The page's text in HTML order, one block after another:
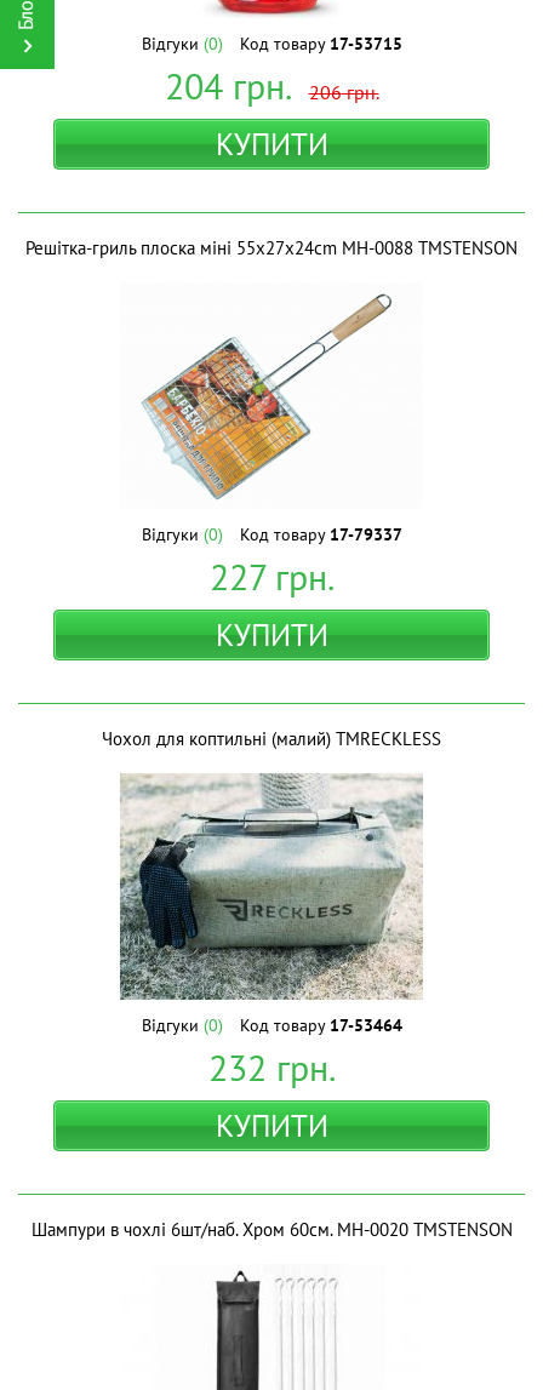
Відгуки (0) Код товару 17-53715
204грн. 206грн.
КУПИТИ
Решітка-гриль плоска міні 55x27x24cm МН-0088 ТМSTENSON
Відгуки (0) Код товару 17-79337
227грн.
КУПИТИ
Чохол для коптильні (малий) ТМRECKLESS
Відгуки (0) Код товару 17-53464
232 грн.
КУПИТИ
Шампури в чохлі 6шт/наб. Хром 60см. МН-0020 ТМSTENSON